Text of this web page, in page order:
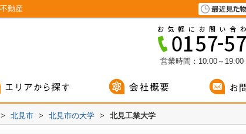
動産
営業時間：10:00～19:00
> 北見市 > 北見市の大学 > 北見工業大学